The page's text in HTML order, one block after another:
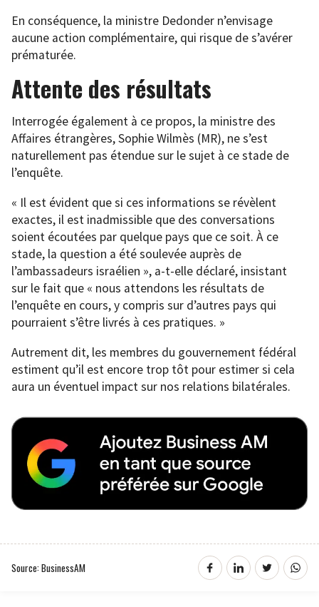
En conséquence, la ministre Dedonder n’envisage
aucune action complémentaire, qui risque de s’avérer
prématurée.
Attente des résultats
Interrogée également à ce propos, la ministre des
Affaires étrangères, Sophie Wilmès (MR), ne s’est
naturellement pas étendue sur le sujet à ce stade de
l’enquête.
« Il est évident que si ces informations se révèlent
exactes, il est inadmissible que des conversations
soient écoutées par quelque pays que ce soit. À ce
stade, la question a été soulevée auprès de
l’ambassadeurs israélien », a-t-elle déclaré, insistant
sur le fait que « nous attendons les résultats de
l’enquête en cours, y compris sur d’autres pays qui
pourraient s’être livrés à ces pratiques. »
Autrement dit, les membres du gouvernement fédéral
estiment qu’il est encore trop tôt pour estimer si cela
aura un éventuel impact sur nos relations bilatérales.
Source: BusinessAM